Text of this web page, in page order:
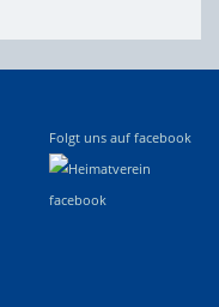
Folgt uns auf facebook